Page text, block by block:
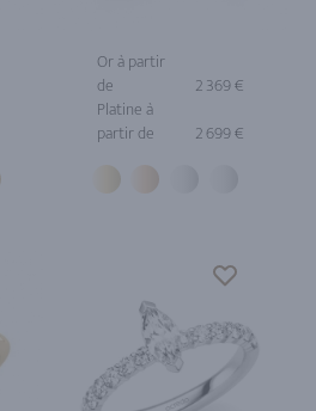
Or à partir
de
2 369 €
Platine à
partir de
2 699 €